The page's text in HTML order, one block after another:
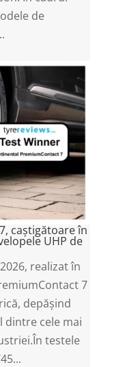
de
caștigătoare în
UHP de
realizat în
7
depășind
cele mai
testele